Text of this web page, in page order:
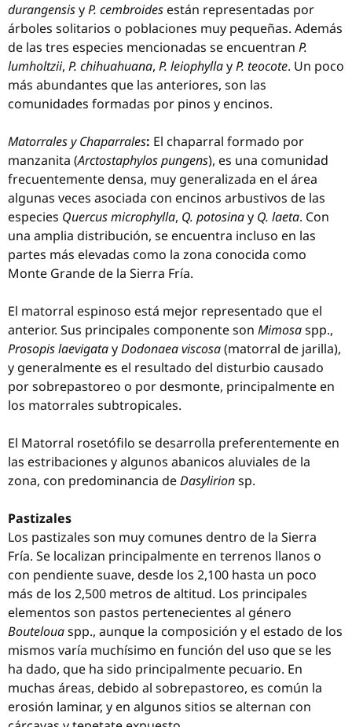
durangensisyP. cembroides están representadas por
árboles solitarios o poblaciones muy pequeñas. Además
de las tres especies mencionadas se encuentran P.
lumholtzii, P. chihuahuana, P. leiophyllayP. teocote. Un poco
más abundantes que las anteriores, son las
comunidades formadas por pinos y encinos.
Matorrales y Chaparrales: El chaparral formado por
manzanita (Arctostaphylos pungens), es una comunidad
frecuentemente densa, muy generalizada en el área
algunas veces asociada con encinos arbustivos de las
especies Quercus microphylla, Q. potosinay Q. laeta. Con
una amplia distribución, se encuentra incluso en las
partes más elevadas como la zona conocida como
Monte Grande de la Sierra Fría.
El matorral espinoso está mejor representado que el
anterior. Sus principales componente son Mimosaspp.,
Prosopis laevigatayDodonaea viscosa(matorral de jarilla),
y generalmente es el resultado del disturbio causado
por sobrepastoreo o por desmonte, principalmente en
los matorrales subtropicales.
El Matorral rosetófilo se desarrolla preferentemente en
las estribaciones y algunos abanicos aluviales de la
zona, con predominancia deDasylirionsp.
Pastizales
Los pastizales son muy comunes dentro de la Sierra
Fría. Se localizan principalmente en terrenos llanos o
con pendiente suave, desde los 2,100 hasta un poco
más de los 2,500 metros de altitud. Los principales
elementos son pastos pertenecientes al género
Boutelouaspp., aunque la composición y el estado de los
mismos varía muchísimo en función del uso que se les
ha dado, que ha sido principalmente pecuario. En
muchas áreas, debido al sobrepastoreo, es común la
erosión laminar, y en algunos sitios se alternan con